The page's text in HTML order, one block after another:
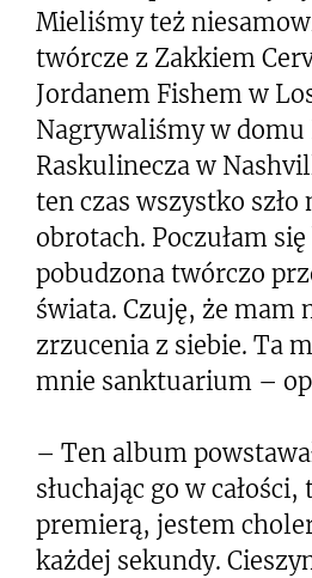
Mieliśmy też
twórcze z Zakkiem
Jordanem Fishem w
Nagrywaliśmy w domu
Raskulinecza w
ten czas wszystko szło
obrotach. Poczułam
pobudzona twórczo
świata. Czuję, że mam
zrzucenia z siebie. Ta
mnie sanktuarium –
– Ten album
słuchając go w całości,
premierą, jestem
każdej sekundy.